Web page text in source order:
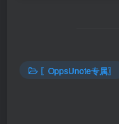
〖OppsUnote专属〗